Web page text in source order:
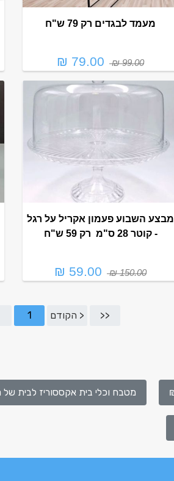
מעמד לבגדים רק 79 ש"ח
99.00 ₪
79.00 ₪
מבצע השבוע פעמון אקריל על רגל
- קוטר 28 ס"מ רק 59 ש"ח
150.00 ₪
59.00 ₪
<< < הקודם 1
מטבח וכלי בית אקססוריז לבית